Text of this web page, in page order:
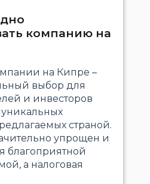
компанию на
на Кипре –
выбор для
и инвесторов
страной.
упрощен и
благоприятной
а налоговая